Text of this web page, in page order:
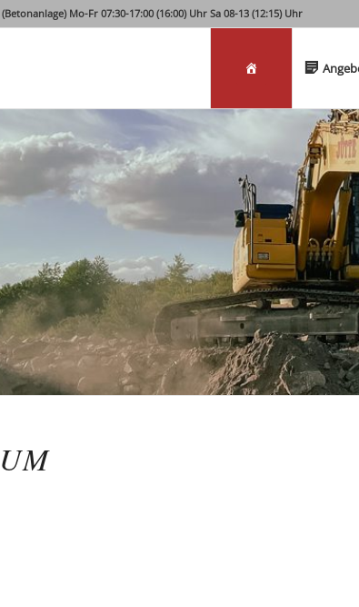
Mo-Fr 07:30-17:00 (16:00) Uhr Sa 08-13 (12:15) Uhr
Willkommen